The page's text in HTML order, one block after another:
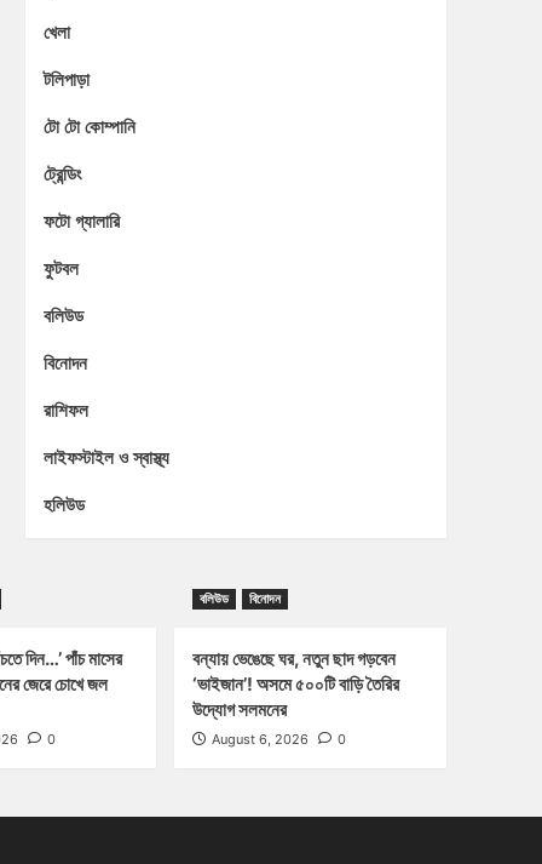
খেলা
টলিপাড়া
টো টো কোম্পানি
ট্রেন্ডিং
ফটো গ্যালারি
ফুটবল
বলিউড
বিনোদন
রাশিফল
লাইফস্টাইল ও স্বাস্থ্য
হলিউড
দিন…’ পাঁচ মাসের
জেরে চোখে জল
0
বলিউড বিনোদন
বন্যায় ভেঙেছে ঘর, নতুন ছাদ গড়বেন
‘ভাইজান’! অসমে ৫০০টি বাড়ি তৈরির
উদ্যোগ সলমনের
August 6, 2026 0